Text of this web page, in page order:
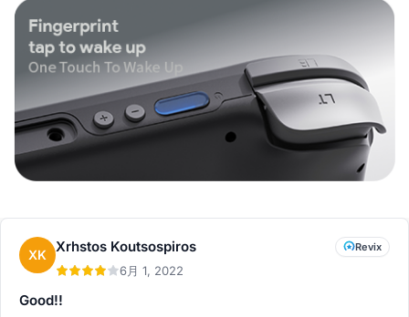
XK Xrhstos Koutsospiros
6月 1, 2022
Revix
Good!!